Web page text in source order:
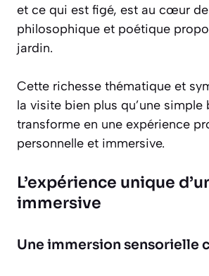
et ce qui est figé, est au cœur de
philosophique et poétique
jardin.
Cette richesse thématique et
la visite bien plus qu’une simple
transforme en une expérience
personnelle et immersive.
L’expérience unique
immersive
Une immersion sensorielle